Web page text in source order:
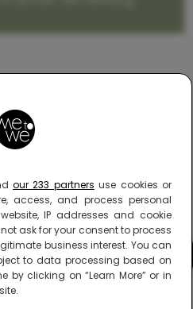
our 233 partners use cookies or
access, and process personal
IP addresses and cookie
ask for your consent to process
business interest. You can
to data processing based on
by clicking on “Learn More” or in